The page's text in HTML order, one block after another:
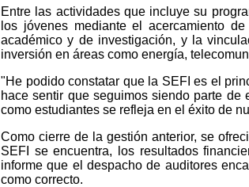
Entre las actividades que incluye su
los jóvenes mediante el acercamiento
académico y de investigación, y la
inversión en áreas como energía,
"He podido constatar que la SEFI es el
hace sentir que seguimos siendo parte
como estudiantes se refleja en el éxito de
Como cierre de la gestión anterior, se
SEFI se encuentra, los resultados
informe que el despacho de auditores
como correcto.